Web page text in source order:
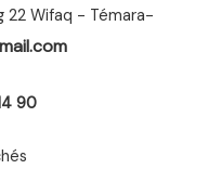
22 Wifaq - Témara-
90